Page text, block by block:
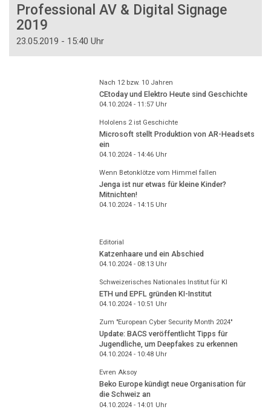
Professional AV & Digital Signage
2019
23.05.2019 - 15:40 Uhr
Nach 12 bzw. 10 Jahren
CEtoday und Elektro Heute sind Geschichte
04.10.2024 - 11:57Uhr
Hololens 2 ist Geschichte
Microsoft stellt Produktion von AR-Headsets
ein
04.10.2024 - 14:46Uhr
Wenn Betonklötze vom Himmel fallen
Jenga ist nur etwas für kleine Kinder?
Mitnichten!
04.10.2024 - 14:15Uhr
Editorial
Katzenhaare und ein Abschied
04.10.2024 - 08:13Uhr
Schweizerisches Nationales Institut für KI
ETH und EPFL gründen KI-Institut
04.10.2024 - 10:51 Uhr
Zum "European Cyber Security Month 2024"
Update: BACS veröffentlicht Tipps für
Jugendliche, um Deepfakes zu erkennen
04.10.2024 - 10:48Uhr
Evren Aksoy
Beko Europe kündigt neue Organisation für
die Schweiz an
04.10.2024 - 14:01 Uhr